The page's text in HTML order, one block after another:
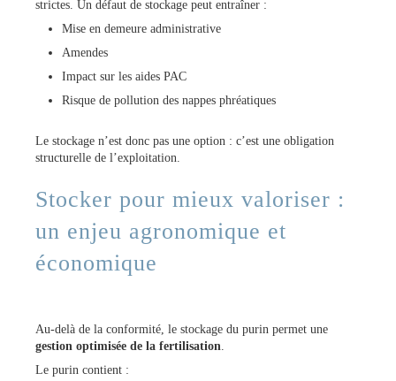
strictes. Un défaut de stockage peut entraîner :
Mise en demeure administrative
Amendes
Impact sur les aides PAC
Risque de pollution des nappes phréatiques
Le stockage n’est donc pas une option : c’est une obligation
structurelle de l’exploitation.
Stocker pour mieux valoriser :
un enjeu agronomique et
économique
Au-delà de la conformité, le stockage du purin permet une
gestion optimisée de la fertilisation.
Le purin contient :